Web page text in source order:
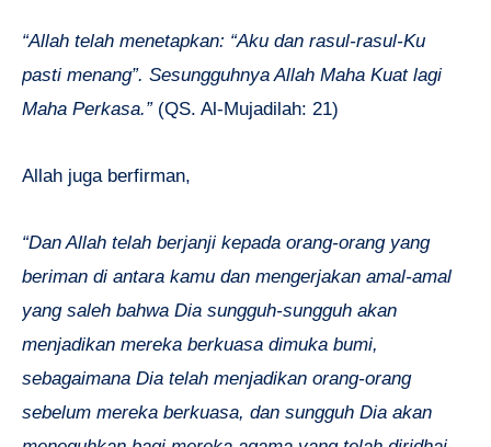
“Allah telah menetapkan: “Aku dan rasul-rasul-Ku
pasti menang”. Sesungguhnya Allah Maha Kuat lagi
Maha Perkasa.”(QS. Al-Mujadilah: 21)
Allah juga berfirman,
“Dan Allah telah berjanji kepada orang-orang yang
beriman di antara kamu dan mengerjakan amal-amal
yang saleh bahwa Dia sungguh-sungguh akan
menjadikan mereka berkuasa dimuka bumi,
sebagaimana Dia telah menjadikan orang-orang
sebelum mereka berkuasa, dan sungguh Dia akan